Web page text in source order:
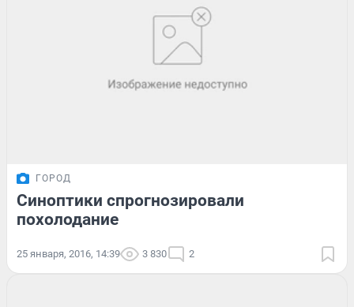
ГОРОД
Синоптики спрогнозировали
похолодание
25 января, 2016, 14:39 3 830 2